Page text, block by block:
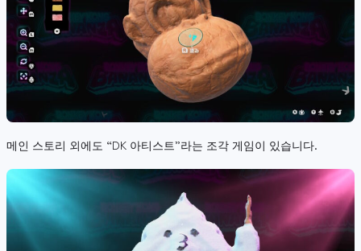
메인 스토리 외에도 “DK 아티스트”라는 조각 게임이 있습니다.